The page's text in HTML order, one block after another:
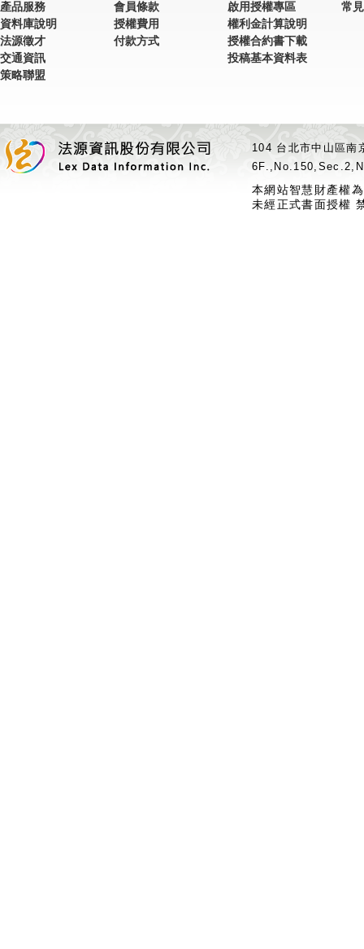
產品服務
資料庫說明
法源徵才
交通資訊
策略聯盟
會員條款
授權費用
付款方式
啟用授權專區
權利金計算說明
授權合約書下載
投稿基本資料表
常
104 台北市中山區
本網站智慧財產權
未經正式書面授權